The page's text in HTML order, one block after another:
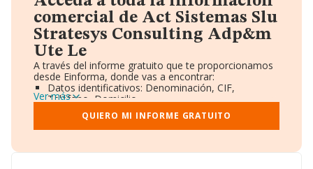
comercial de Act Sistemas Slu
Stratesys Consulting Adp&m
Ute Le
A través del informe gratuito que te proporcionamos
desde Einforma, donde vas a encontrar:
Datos identificativos: Denominación, CIF,
Teléfono, Domicilio.
Informe Mercantil Completo (BORME).
Gráficos de Evolución Ventas y Empleados.
Consejo de Administración y Administradores.
Accionistas.
Ver más
QUIERO MI INFORME GRATUITO